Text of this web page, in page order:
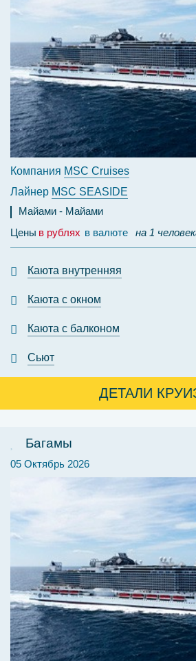
Компания MSC Cruises
Лайнер MSC SEASIDE
Майами
Майами
Цены в рублях в валюте на 1
Каюта внутренняя
Каюта с окном
Каюта с балконом
Сьют
ДЕТАЛИ
Багамы
05 Октябрь 2026